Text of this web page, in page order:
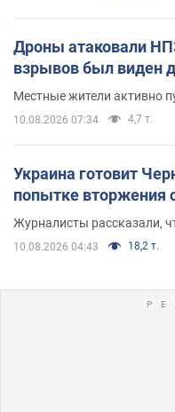
Дроны атаковали
взрывов был виден
Местные жители активно
10.08.2026 07:34 4,7 т.
Украина готовит
попытке вторжения
Журналисты рассказали,
10.08.2026 04:43 18,2 т.